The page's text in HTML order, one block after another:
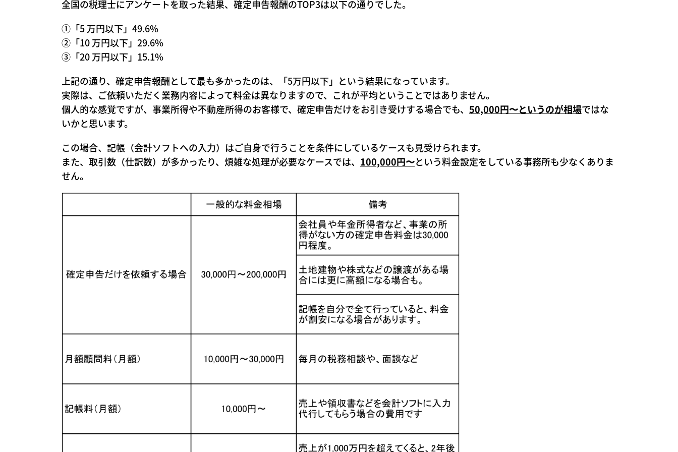
全国の税理士にアンケートを取った結果、確定申告報酬のTOP3は以下の通りでした。
①「5 万円以下」49.6%
②「10 万円以下」29.6%
③「20 万円以下」15.1%
上記の通り、確定申告報酬として最も多かったのは、「5万円以下」という結果になっています。
実際は、ご依頼いただく業務内容によって料金は異なりますので、これが平均ということではありません。
個人的な感覚ですが、事業所得や不動産所得のお客様で、確定申告だけをお引き受けする場合でも、 50,000円〜というのが相場ではな
いかと思います。
この場合、記帳（会計ソフトへの入力）はご自身で行うことを条件にしているケースも見受けられます。
また、取引数（仕訳数）が多かったり、煩雑な処理が必要なケースでは、 100,000円〜という料金設定をしている事務所も少なくありま
せん。